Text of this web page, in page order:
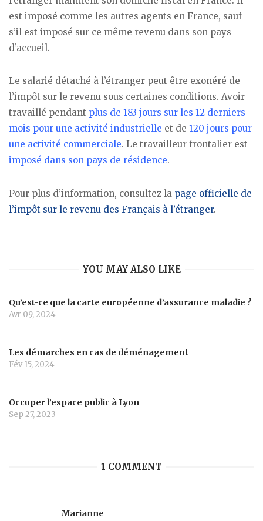
est imposé comme les autres agents en France, sauf
s’il est imposé sur ce même revenu dans son pays
d’accueil.
Le salarié détaché à l’étranger peut être exonéré de
l’impôt sur le revenu sous certaines conditions. Avoir
travaillé pendant plus de 183 jours sur les 12 derniers
mois pour une activité industrielle et de 120 jours pour
une activité commerciale. Le travailleur frontalier est
imposé dans son pays de résidence.
Pour plus d’information, consultez la page officielle de
l’impôt sur le revenu des Français à l’étranger.
YOU MAY ALSO LIKE
Qu’est-ce que la carte européenne d’assurance maladie ?
Avr 09, 2024
Les démarches en cas de déménagement
Fév 15, 2024
Occuper l’espace public à Lyon
Sep 27, 2023
1 COMMENT
Marianne